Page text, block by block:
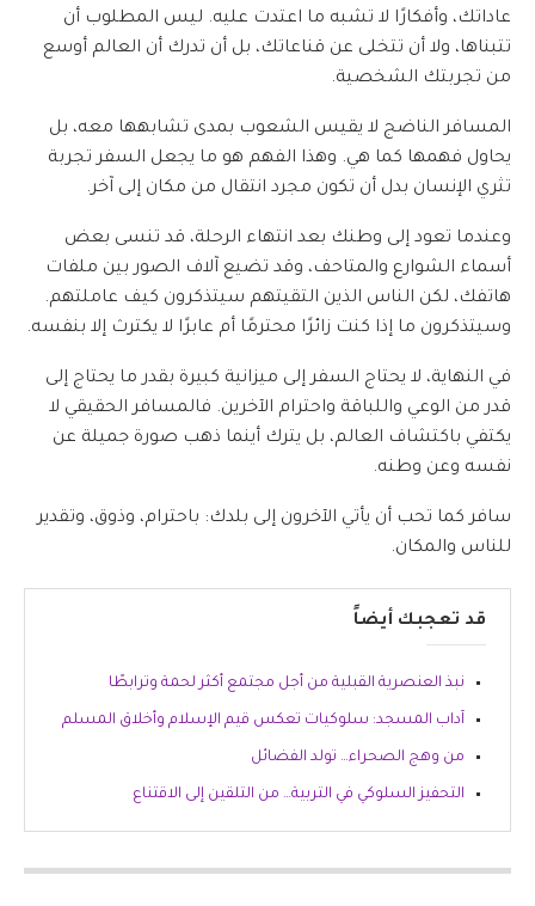
عاداتك، وأفكارًا لا تشبه ما اعتدت عليه. ليس المطلوب أن
تتبناها، ولا أن تتخلى عن قناعاتك، بل أن تدرك أن العالم أوسع
من تجربتك الشخصية.
المسافر الناضج لا يقيس الشعوب بمدى تشابهها معه، بل
يحاول فهمها كما هي. وهذا الفهم هو ما يجعل السفر تجربة
تثري الإنسان بدل أن تكون مجرد انتقال من مكان إلى آخر.
وعندما تعود إلى وطنك بعد انتهاء الرحلة، قد تنسى بعض
أسماء الشوارع والمتاحف، وقد تضيع آلاف الصور بين ملفات
هاتفك، لكن الناس الذين التقيتهم سيتذكرون كيف عاملتهم.
وسيتذكرون ما إذا كنت زائرًا محترمًا أم عابرًا لا يكترث إلا بنفسه.
في النهاية، لا يحتاج السفر إلى ميزانية كبيرة بقدر ما يحتاج إلى
قدر من الوعي واللباقة واحترام الآخرين. فالمسافر الحقيقي لا
يكتفي باكتشاف العالم، بل يترك أينما ذهب صورة جميلة عن
نفسه وعن وطنه.
سافر كما تحب أن يأتي الآخرون إلى بلدك: باحترام، وذوق، وتقدير
للناس والمكان.
قد تعجبك أيضاً
نبذ العنصرية القبلية من أجل مجتمع أكثر لحمة وترابطًا
آداب المسجد: سلوكيات تعكس قيم الإسلام وأخلاق المسلم
من وهج الصحراء… تولد الفضائل
التحفيز السلوكي في التربية… من التلقين إلى الاقتناع